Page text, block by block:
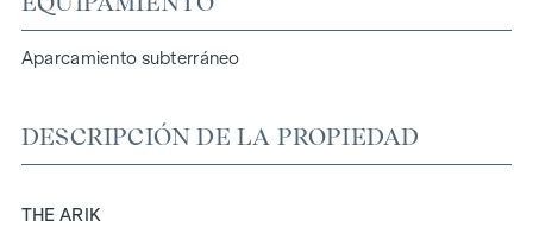
Aparcamiento subterráneo
DESCRIPCIÓN DE LA PROPIEDAD
THE ARIK